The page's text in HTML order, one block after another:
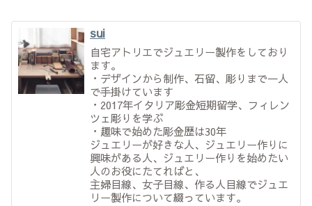
sui
自宅アトリエでジュエリー製作をしており
ます。
・デザインから制作、石留、彫りまで一人
で手掛けています
・2017年イタリア彫金短期留学、フィレン
ツェ彫りを学ぶ
・趣味で始めた彫金歴は30年
ジュエリーが好きな人、ジュエリー作りに
興味がある人、ジュエリー作りを始めたい
人のお役にたてればと、
主婦目線、女子目線、作る人目線でジュエ
リー製作について綴っています。